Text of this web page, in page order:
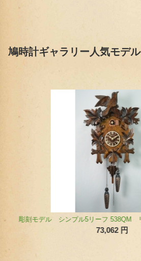
鳩時計ギャラリー人気モデル
114,939 円